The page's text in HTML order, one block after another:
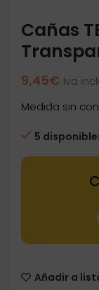
Cañas
9,45€ Iva
Medida sin
5
Añadir a